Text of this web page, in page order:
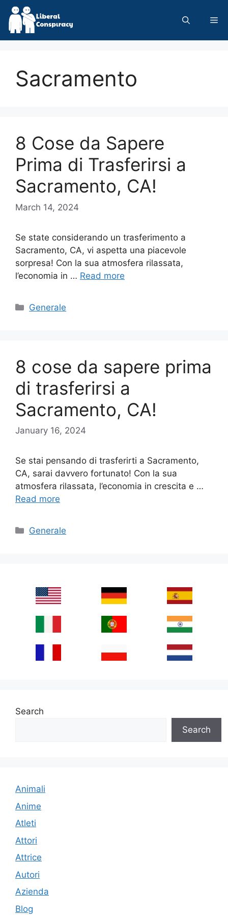
Skip
content
Sacramento
8 Cose da Sapere
Prima di Trasferirsi a
Sacramento, CA!
March 14, 2024
Se state considerando un trasferimento a
Sacramento, CA, vi aspetta una piacevole
sorpresa! Con la sua atmosfera rilassata,
l’economia in … Read more
Categories
Generale
8 cose da sapere prima
di trasferirsi a
Sacramento, CA!
January 16, 2024
Se stai pensando di trasferirti a Sacramento,
CA, sarai davvero fortunato! Con la sua
atmosfera rilassata, l’economia in crescita e …
Read more
Categories
Generale
Search
Search
Animali
Anime
Atleti
Attori
Attrice
Autori
Azienda
Blog